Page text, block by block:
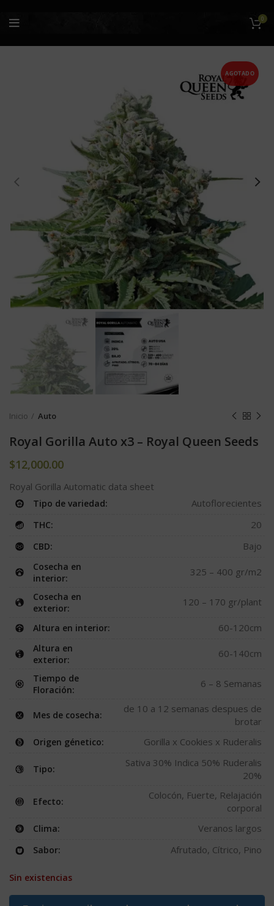
0
AGOTADO
Inicio Auto
Royal Gorilla Auto x3 – Royal Queen Seeds
$12,000.00
Royal Gorilla Automatic data sheet
Tipo de variedad: Autoflorecientes
THC: 20
CBD: Bajo
Cosecha en
interior:
325 – 400 gr/m2
Cosecha en
exterior:
120 – 170 gr/plant
Altura en interior: 60-120cm
Altura en
exterior:
60-140cm
Tiempo de
Floración:
6 – 8 Semanas
Mes de cosecha:
de 10 a 12 semanas despues de
brotar
Origen génetico: Gorilla x Cookies x Ruderalis
Tipo:
Sativa 30% Indica 50% Ruderalis
20%
Efecto:
Colocón, Fuerte, Relajación
corporal
Clima: Veranos largos
Sabor: Afrutado, Cítrico, Pino
Sin existencias